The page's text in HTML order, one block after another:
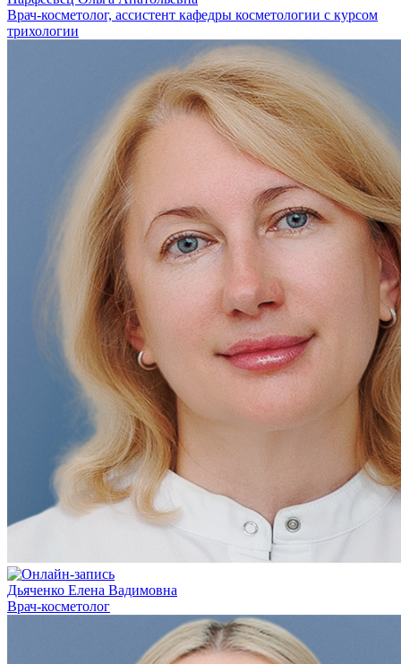
Врач-косметолог, ассистент кафедры косметологии с курсом
трихологии
Дьяченко Елена Вадимовна
Врач-косметолог